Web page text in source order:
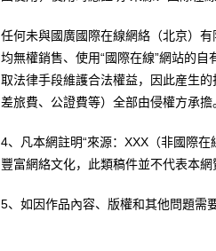
任何未與國廣國際在線網絡（北京）
均無權銷售、使用“國際在線”網站的
取法律手段維護合法權益，因此産生
差旅費、公證費等）全部由侵權方承擔
4、凡本網註明“來源：XXX（非國際
豐富網絡文化，此類稿件並不代表本網
5、如因作品內容、版權和其他問題需